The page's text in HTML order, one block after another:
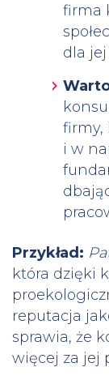
firma
dla
firmy,
i w
Przykład:
która dzięki
reputacja
sprawia, że
więcej za jej